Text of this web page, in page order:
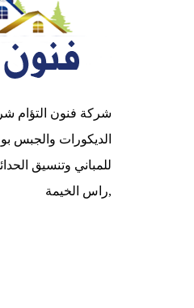
شركة فنون التؤام
الديكورات والجبس
للمباني وتنسيق
,راس الخيمة